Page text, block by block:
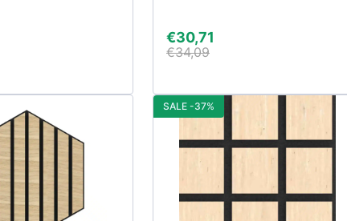
€30,71
€34,09
SALE -37%